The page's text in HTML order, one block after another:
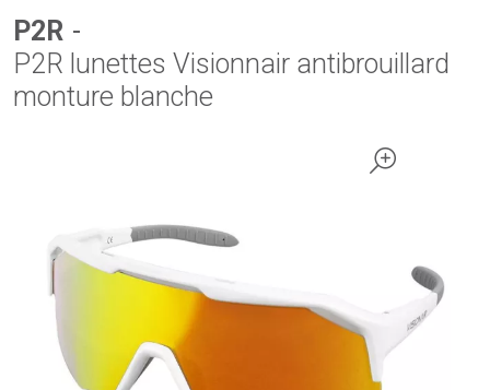
P2R -
P2R lunettes Visionnair antibrouillard
monture blanche